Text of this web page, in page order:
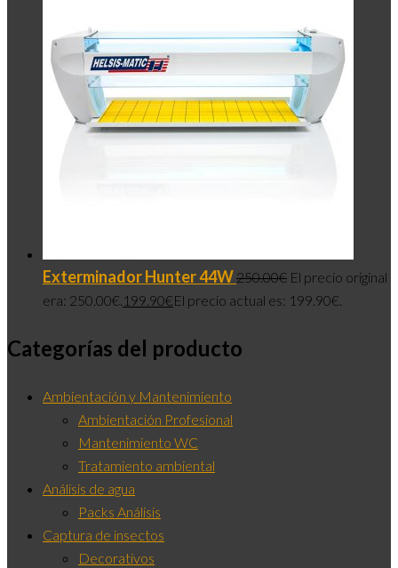
Exterminador Hunter 44W250.00€ El precio original
era: 250.00€. 199.90€El precio actual es: 199.90€.
Categorías del producto
Ambientación y Mantenimiento
Ambientación Profesional
Mantenimiento WC
Tratamiento ambiental
Análisis de agua
Packs Análisis
Captura de insectos
Decorativos